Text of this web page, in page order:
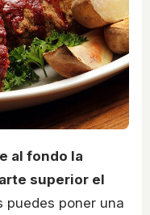
al fondo la
superior el
puedes poner una